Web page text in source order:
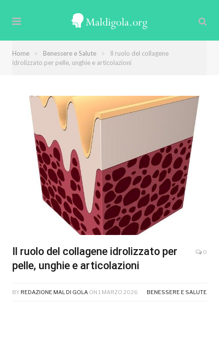
Home » Benessere e Salute »
Il ruolo del collagene
idrolizzato per pelle, unghie e articolazioni
Il ruolo del collagene idrolizzato per
pelle, unghie e articolazioni
0
BY REDAZIONE MAL DI GOLA ON 1 MARZO 2026 BENESSERE E SALUTE